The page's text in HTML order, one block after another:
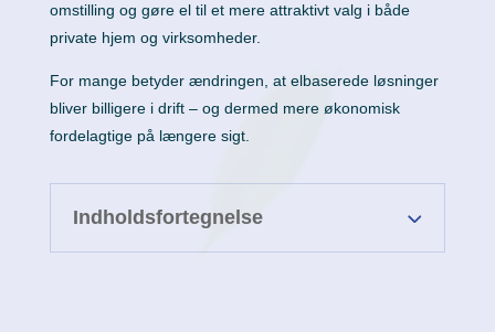
omstilling og gøre el til et mere attraktivt valg i både
private hjem og virksomheder.
For mange betyder ændringen, at elbaserede løsninger
bliver billigere i drift – og dermed mere økonomisk
fordelagtige på længere sigt.
Indholdsfortegnelse